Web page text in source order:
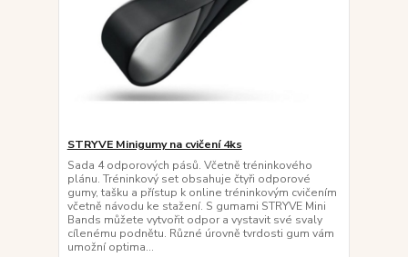
STRYVE Minigumy na cvičení 4ks
Sada 4 odporových pásů. Včetně tréninkového
plánu. Tréninkový set obsahuje čtyři odporové
gumy, tašku a přístup k online tréninkovým cvičením
včetně návodu ke stažení. S gumami STRYVE Mini
Bands můžete vytvořit odpor a vystavit své svaly
cílenému podnětu. Různé úrovně tvrdosti gum vám
umožní optima...